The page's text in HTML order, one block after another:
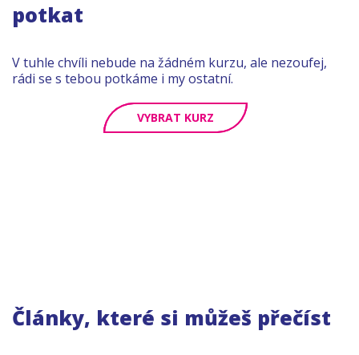
potkat
V tuhle chvíli nebude na žádném kurzu, ale nezoufej,
rádi se s tebou potkáme i my ostatní.
VYBRAT KURZ
Články, které si můžeš přečíst